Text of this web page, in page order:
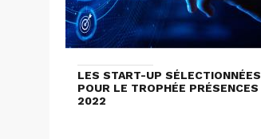
LES START-UP SÉLECTIONNÉES
POUR LE TROPHÉE PRÉSENCES
2022